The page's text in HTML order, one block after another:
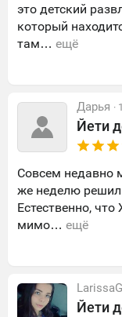
это детский
который
там… ещё
Дарья ·
Йети
Совсем недавно
же неделю
Естественно,
мимо… ещё
LarissaG
Йети